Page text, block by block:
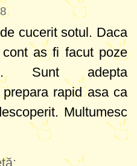
cucerit sotul. Daca
as fi facut poze
Sunt adepta
rapid asa ca
Multumesc